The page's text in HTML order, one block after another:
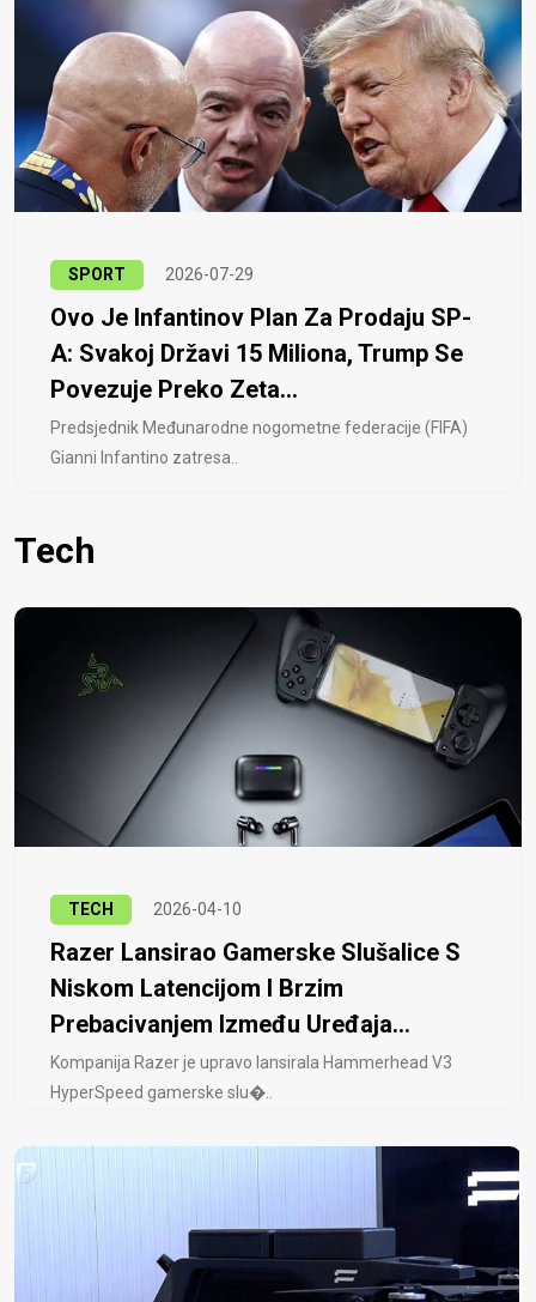
SPORT 2026-07-29
Ovo Je Infantinov Plan Za Prodaju SP-
A: Svakoj Državi 15 Miliona, Trump Se
Povezuje Preko Zeta...
Predsjednik Međunarodne nogometne federacije (FIFA)
Gianni Infantino zatresa..
Tech
TECH 2026-04-10
Razer Lansirao Gamerske Slušalice S
Niskom Latencijom I Brzim
Prebacivanjem Između Uređaja...
Kompanija Razer je upravo lansirala Hammerhead V3
HyperSpeed ​​gamerske slu�..